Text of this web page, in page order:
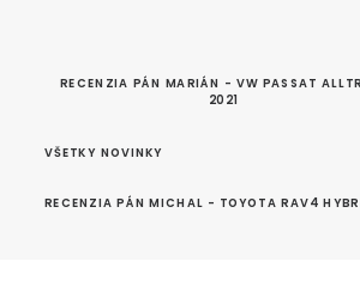
RECENZIA PÁN MARIÁN - VW PASSAT
2021
VŠETKY NOVINKY
RECENZIA PÁN MICHAL - TOYOTA RAV4